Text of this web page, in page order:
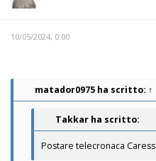
10/05/2024, 0:00
matador0975 ha scritto: ↑
Takkar ha scritto:
Postare telecronaca